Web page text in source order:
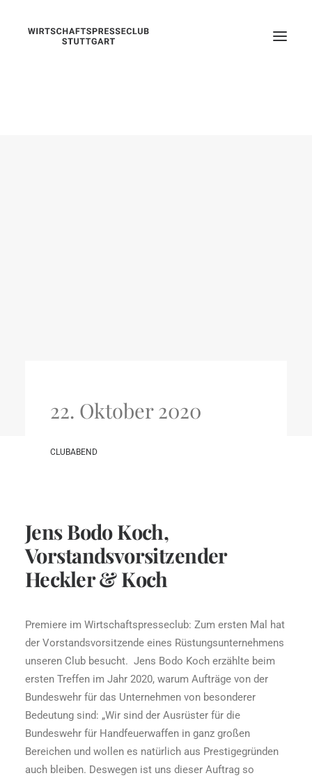
22. Oktober 2020
CLUBABEND
Jens Bodo Koch,
Vorstandsvorsitzender
Heckler & Koch
Premiere im Wirtschaftspresseclub: Zum ersten Mal hat
der Vorstandsvorsitzende eines Rüstungsunternehmens
unseren Club besucht. Jens Bodo Koch erzählte beim
ersten Treffen im Jahr 2020, warum Aufträge von der
Bundeswehr für das Unternehmen von besonderer
Bedeutung sind: „Wir sind der Ausrüster für die
Bundeswehr für Handfeuerwaffen in ganz großen
Bereichen und wollen es natürlich aus Prestigegründen
auch bleiben. Deswegen ist uns dieser Auftrag so